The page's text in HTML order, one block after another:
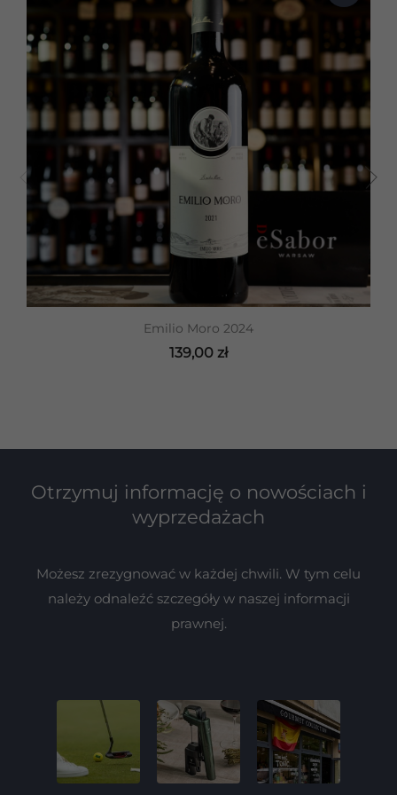
Emilio Moro 2024
139,00 zł
Otrzymuj informację o nowościach i
wyprzedażach
Możesz zrezygnować w każdej chwili. W tym celu
należy odnaleźć szczegóły w naszej informacji
prawnej.